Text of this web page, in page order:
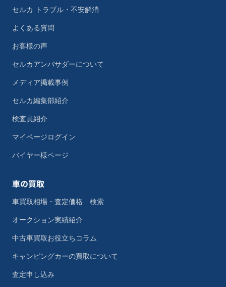
セルカ トラブル・不安解消
よくある質問
お客様の声
セルカアンバサダーについて
メディア掲載事例
セルカ編集部紹介
検査員紹介
マイページログイン
バイヤー様ページ
車の買取
車買取相場・査定価格 検索
オークション実績紹介
中古車買取お役立ちコラム
キャンピングカーの買取について
査定申し込み